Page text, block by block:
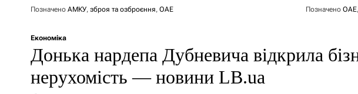
Позначено АМКУ, зброя та озброєння, ОАЕ ПозначеноОАЕ
Економіка
Донька нардепа Дубневича відкрила
нерухомість — новини LB.ua